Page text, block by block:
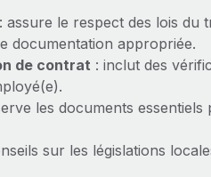
assure le respect des lois du
documentation appropriée.
de contrat : inclut des
les documents essentiels
sur les législations